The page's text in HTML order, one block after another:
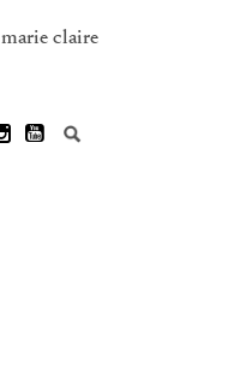
marie claire
Buscar: